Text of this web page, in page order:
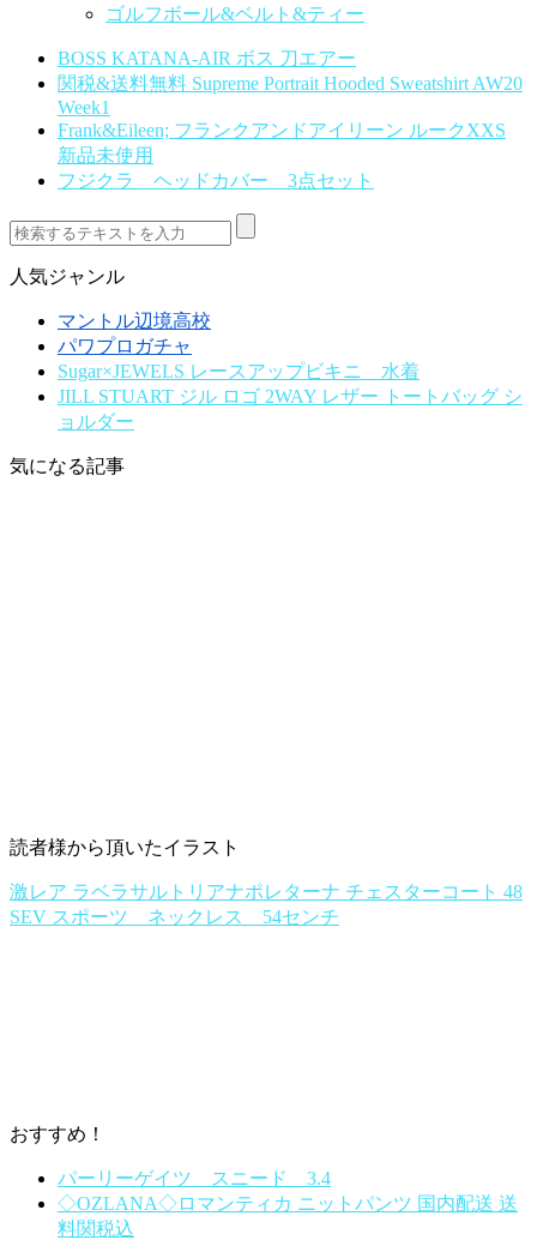
ゴルフボール&ベルト&ティー
BOSS KATANA-AIR ボス 刀エアー
関税&送料無料 Supreme Portrait Hooded Sweatshirt AW20
Week1
Frank&Eileen; フランクアンドアイリーン ルークXXS
新品未使用
フジクラ ヘッドカバー 3点セット
人気ジャンル
マントル辺境高校
パワプロガチャ
Sugar×JEWELS レースアップビキニ 水着
JILL STUART ジル ロゴ 2WAY レザー トートバッグ シ
ョルダー
気になる記事
読者様から頂いたイラスト
激レア ラベラサルトリアナポレターナ チェスターコート 48
SEV スポーツ ネックレス 54センチ
おすすめ！
パーリーゲイツ スニード 3.4
◇OZLANA◇ロマンティカ ニットパンツ 国内配送 送
料関税込